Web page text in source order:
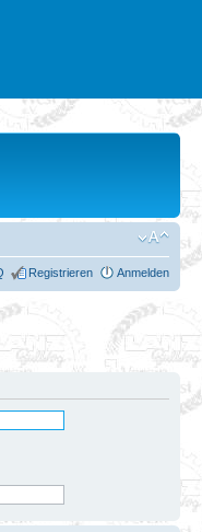
Registrieren Anmelden